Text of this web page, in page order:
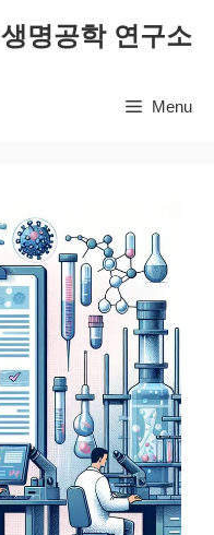
생명공학 연구소
Menu